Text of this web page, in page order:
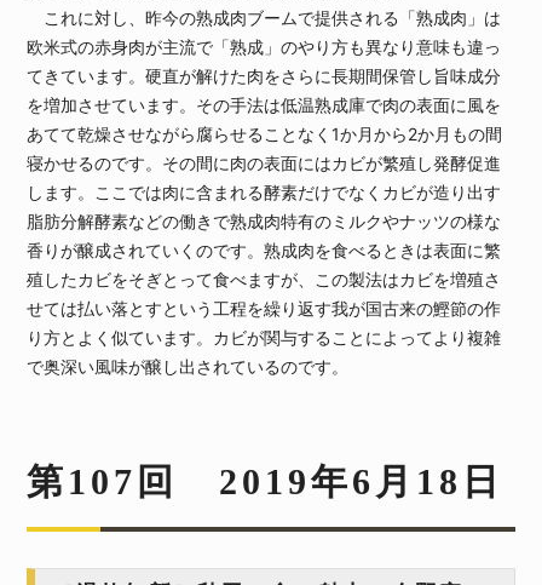
これに対し、昨今の熟成肉ブームで提供される「熟成肉」は
欧米式の赤身肉が主流で「熟成」のやり方も異なり意味も違っ
てきています。硬直が解けた肉をさらに長期間保管し旨味成分
を増加させています。その手法は低温熟成庫で肉の表面に風を
あてて乾燥させながら腐らせることなく1か月から2か月もの間
寝かせるのです。その間に肉の表面にはカビが繁殖し発酵促進
します。ここでは肉に含まれる酵素だけでなくカビが造り出す
脂肪分解酵素などの働きで熟成肉特有のミルクやナッツの様な
香りが醸成されていくのです。熟成肉を食べるときは表面に繁
殖したカビをそぎとって食べますが、この製法はカビを増殖さ
せては払い落とすという工程を繰り返す我が国古来の鰹節の作
り方とよく似ています。カビが関与することによってより複雑
で奥深い風味が醸し出されているのです。
第107回 2019年6月18日